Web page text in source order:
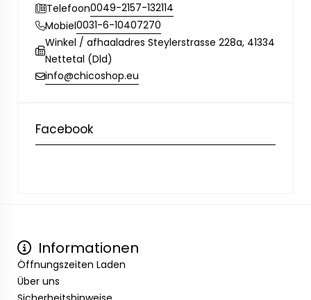
Telefoon0049-2157-132114
Mobiel0031-6-10407270
Winkel / afhaaladres Steylerstrasse 228a, 41334
Nettetal (Dld)
info@chicoshop.eu
Facebook
Informationen
Öffnungszeiten Laden
Über uns